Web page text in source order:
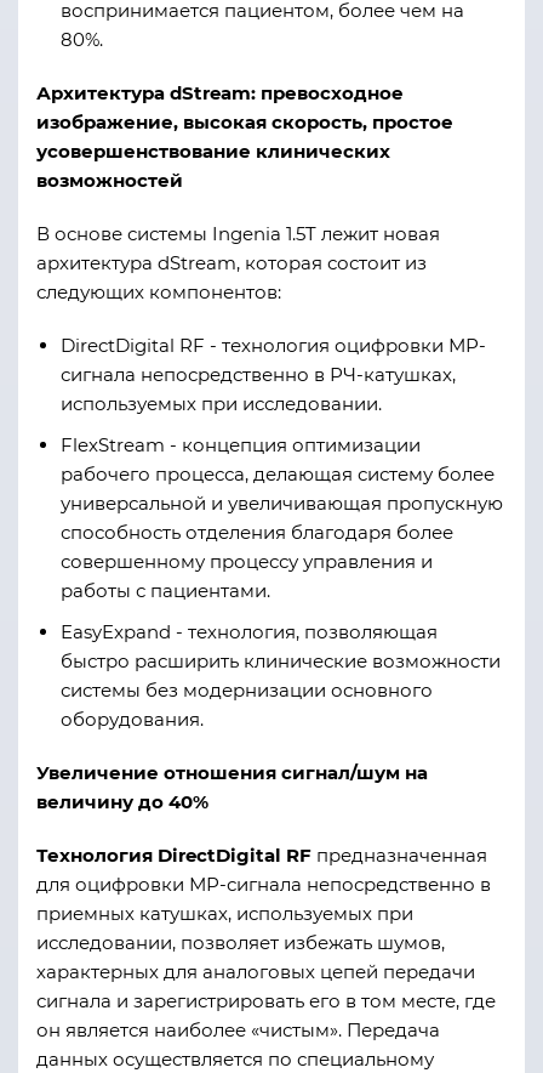
воспринимается пациентом, более чем на
80%.
Архитектура dStream: превосходное
изображение, высокая скорость, простое
усовершенствование клинических
возможностей
В основе системы Ingenia 1.5T лежит новая
архитектура dStream, которая состоит из
следующих компонентов:
DirectDigital RF - технология оцифровки МР-
сигнала непосредственно в РЧ-катушках,
используемых при исследовании.
FlexStream - концепция оптимизации
рабочего процесса, делающая систему более
универсальной и увеличивающая пропускную
способность отделения благодаря более
совершенному процессу управления и
работы с пациентами.
EasyExpand - технология, позволяющая
быстро расширить клинические возможности
системы без модернизации основного
оборудования.
Увеличение отношения сигнал/шум на
величину до 40%
Технология DirectDigital RF предназначенная
для оцифровки МР-сигнала непосредственно в
приемных катушках, используемых при
исследовании, позволяет избежать шумов,
характерных для аналоговых цепей передачи
сигнала и зарегистрировать его в том месте, где
он является наиболее «чистым». Передача
данных осуществляется по специальному